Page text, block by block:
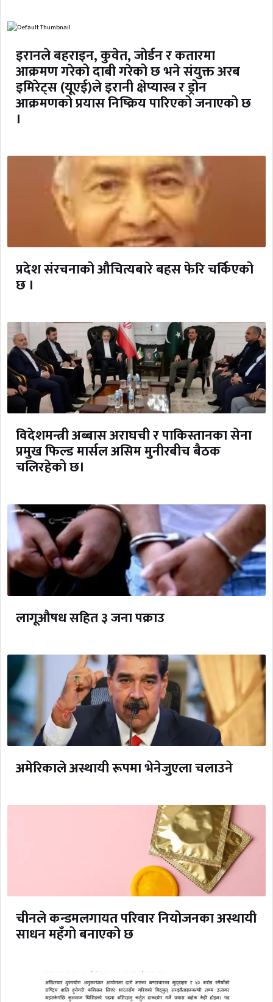
इरानले बहराइन, कुवेत, जोर्डन र कतारमा
आक्रमण गरेको दाबी गरेको छ भने संयुक्त अरब
इमिरेट्स (यूएई)ले इरानी क्षेप्यास्त्र र ड्रोन
आक्रमणको प्रयास निष्क्रिय पारिएको जनाएको छ
।
प्रदेश संरचनाको औचित्यबारे बहस फेरि चर्किएको
छ ।
विदेशमन्त्री अब्बास अराघची र पाकिस्तानका सेना
प्रमुख फिल्ड मार्सल असिम मुनीरबीच बैठक
चलिरहेको छ।
लागूऔषध सहित ३ जना पक्राउ
अमेरिकाले अस्थायी रूपमा भेनेजुएला चलाउने
चीनले कन्डमलगायत परिवार नियोजनका अस्थायी
साधन महँगो बनाएको छ